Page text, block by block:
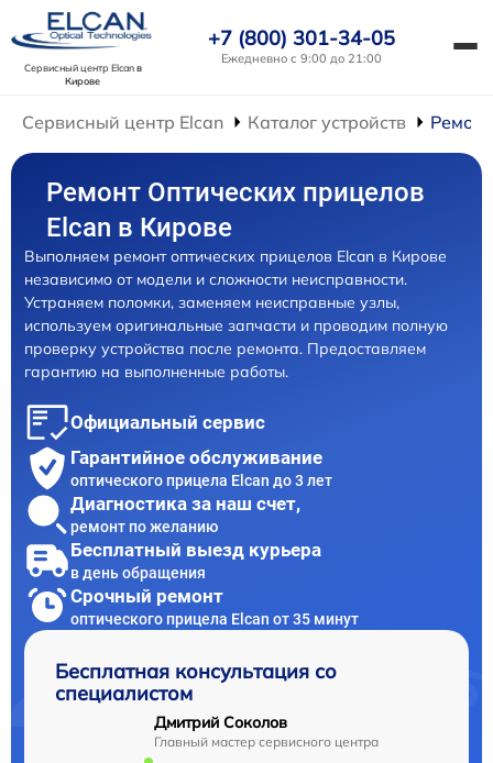
Сервисный центр Elcanв
Кирове
+7 (800) 301-34-05
Ежедневно с 9:00 до 21:00
Сервисный центр Elcan Каталог устройств
Ремонт Оптических прицелов
Elcan в Кирове
Выполняем ремонт оптических прицелов Elcan в Кирове
независимо от модели и сложности неисправности.
Устраняем поломки, заменяем неисправные узлы,
используем оригинальные запчасти и проводим полную
проверку устройства после ремонта. Предоставляем
гарантию на выполненные работы.
Официальный сервис
Гарантийное обслуживание
оптического прицела Elcan до 3 лет
Диагностика за наш счет,
ремонт по желанию
Бесплатный выезд курьера
в день обращения
Срочный ремонт
оптического прицела Elcan от 35 минут
Бесплатная консультация со
специалистом
Дмитрий Соколов
Главный мастер сервисного центра